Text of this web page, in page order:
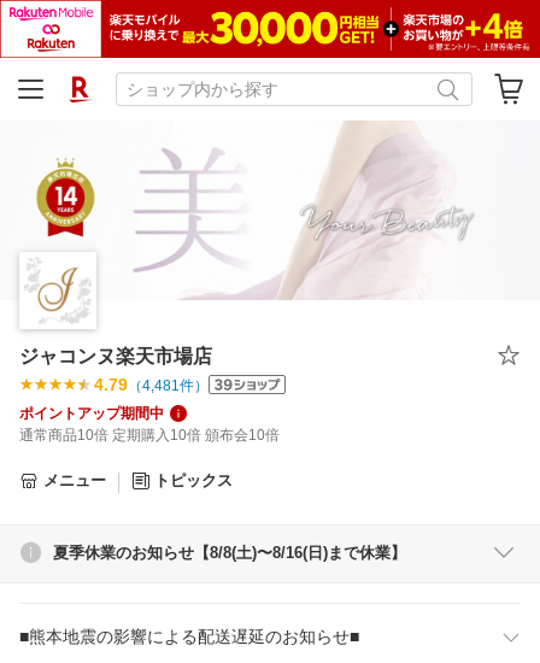
ジャコンヌ楽天市場店
4.79 （4,481件）
ポイントアップ期間中
通常商品10倍 定期購入10倍 頒布会10倍
メニュー トピックス
夏季休業のお知らせ【8/8(土)〜8/16(日)まで休業】
■熊本地震の影響による配送遅延のお知らせ■